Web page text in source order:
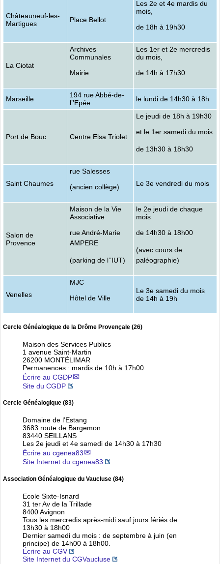
Châteauneuf-les-
Martigues
Place Bellot
Les 2e et 4e mardis du
mois,
de 18h à 19h30
La Ciotat
Archives
Communales
Mairie
Les 1er et 2e mercredis
du mois,
de 14h à 17h30
Marseille
194 rue Abbé-de-
l’’Epée
le lundi de 14h30 à 18h
Port de Bouc Centre Elsa Triolet
Le jeudi de 18h à 19h30
et le 1er samedi du mois
de 13h30 à 18h30
Saint Chaumes
rue Salesses
(ancien collège) Le 3e vendredi du mois
Salon de
Provence
Maison de la Vie
Associative
rue André-Marie
AMPERE
(parking de l’’IUT)
le 2e jeudi de chaque
mois
de 14h30 à 18h00
(avec cours de
paléographie)
Venelles
MJC
Hôtel de Ville
Le 3e samedi du mois
de 14h à 19h
Cercle Généalogique de la Drôme Provençale (26)
Maison des Services Publics
1 avenue Saint-Martin
26200 MONTÉLIMAR
Permanences : mardis de 10h à 17h00
Écrire au CGDP
Site du CGDP
Cercle Généalogique (83)
Domaine de l’Estang
3683 route de Bargemon
83440 SEILLANS
Les 2e jeudi et 4e samedi de 14h30 à 17h30
Écrire au cgenea83
Site Internet du cgenea83
Association Généalogique du Vaucluse (84)
Ecole Sixte-Isnard
31 ter Av de la Trillade
8400 Avignon
Tous les mercredis après-midi sauf jours fériés de
13h30 à 18h00
Dernier samedi du mois : de septembre à juin (en
principe) de 14h00 à 18h00.
Écrire au CGV
Site Internet du CGVaucluse